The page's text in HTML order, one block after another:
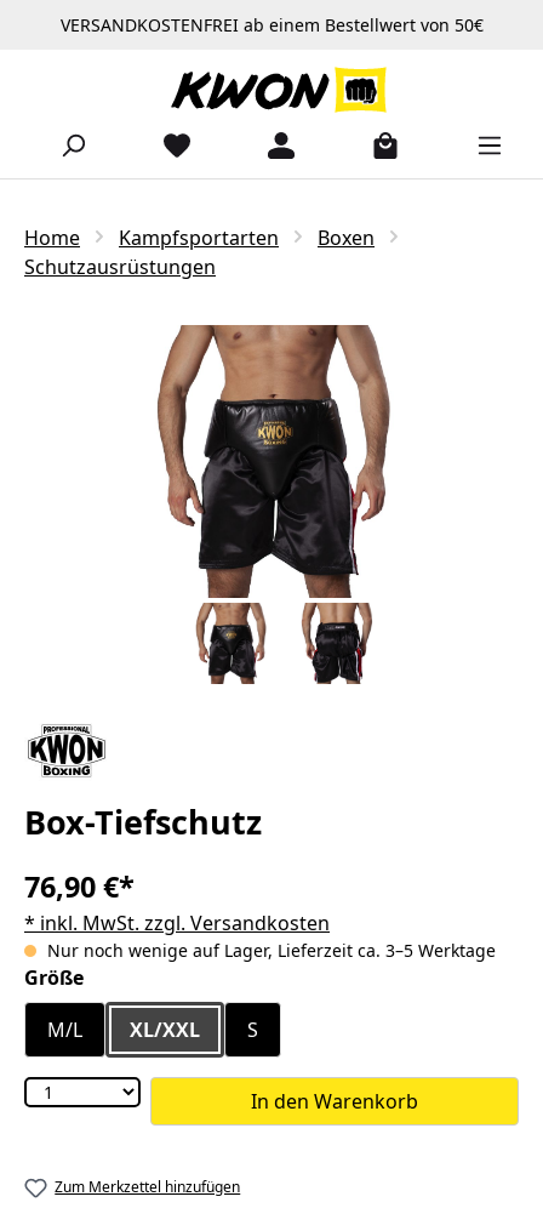
Zum Hauptinhalt springen
VERSANDKOSTENFREI ab einem Bestellwert von 50€
Home Kampfsportarten
Boxen
Schutzausrüstungen
Bildergalerie überspringen
Box-Tiefschutz
76,90 €*
* inkl. MwSt. zzgl. Versandkosten
Nur noch wenige auf Lager, Lieferzeit ca. 3–5 Werktage
Größeauswählen
M/L
XL/XXL S
In den Warenkorb
Zum Merkzettel hinzufügen